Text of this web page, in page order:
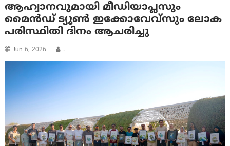
ആഹ്വാനവുമായി മീഡിയാപ്ലസും
മൈന്‍ഡ് ട്യൂണ്‍ ഇക്കോവേവ്‌സും ലോക
പരിസ്ഥിതി ദിനം ആചരിച്ചു
Jun 6, 2026 .